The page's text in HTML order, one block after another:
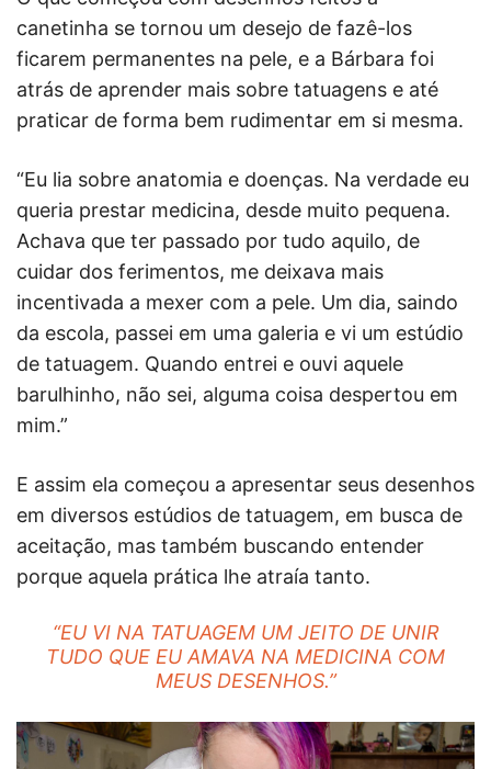
canetinha se tornou um desejo de fazê-los
ficarem permanentes na pele, e a Bárbara foi
atrás de aprender mais sobre tatuagens e até
praticar de forma bem rudimentar em si mesma.
“Eu lia sobre anatomia e doenças. Na verdade eu
queria prestar medicina, desde muito pequena.
Achava que ter passado por tudo aquilo, de
cuidar dos ferimentos, me deixava mais
incentivada a mexer com a pele. Um dia, saindo
da escola, passei em uma galeria e vi um estúdio
de tatuagem. Quando entrei e ouvi aquele
barulhinho, não sei, alguma coisa despertou em
mim.”
E assim ela começou a apresentar seus desenhos
em diversos estúdios de tatuagem, em busca de
aceitação, mas também buscando entender
porque aquela prática lhe atraía tanto.
“EU VI NA TATUAGEM UM JEITO DE UNIR
TUDO QUE EU AMAVA NA MEDICINA COM
MEUS DESENHOS.”